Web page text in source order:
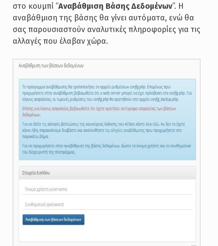
στο κουμπί “Αναβάθμιση Βάσης Δεδομένων”. Η
αναβάθμιση της βάσης θα γίνει αυτόματα, ενώ θα
σας παρουσιαστούν αναλυτικές πληροφορίες για τις
αλλαγές που έλαβαν χώρα.